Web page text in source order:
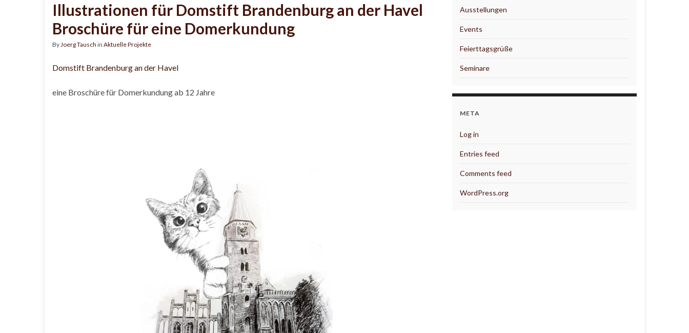
Illustrationen für Domstift Brandenburg an der Havel
Broschüre für eine Domerkundung
ByJoerg Tausch in Aktuelle Projekte
Domstift Brandenburg an der Havel
eine Broschüre für Domerkundung ab 12 Jahre
Ausstellungen
Events
Feierttagsgrüße
Seminare
META
Log in
Entries feed
Comments feed
WordPress.org